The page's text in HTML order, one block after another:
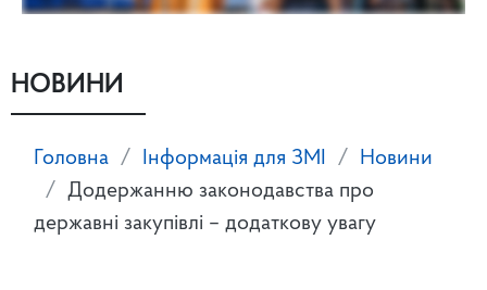
НОВИНИ
Головна Інформація для ЗМІ
Новини
Додержанню законодавства про
державні закупівлі – додаткову увагу